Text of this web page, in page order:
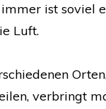
ist soviel
Luft.
verbringt